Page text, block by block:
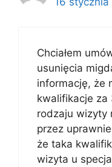
Chciałem
usunięcia
informację, że
kwalifikacje
rodzaju wizyty
przez
że taka
wizyta u